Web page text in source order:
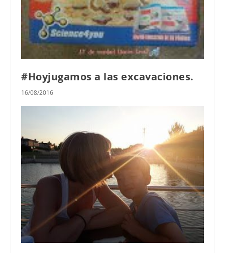
#Hoyjugamos a las excavaciones.
16/08/2016